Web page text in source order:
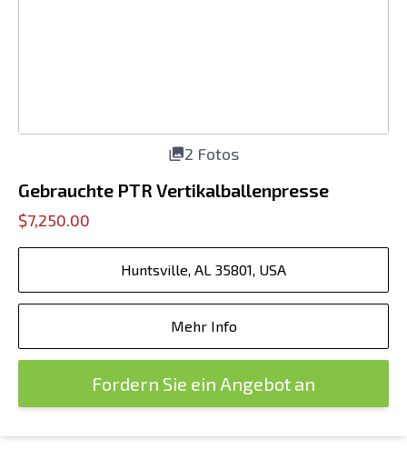
2 Fotos
Gebrauchte PTR Vertikalballenpresse
$7,250.00
Huntsville, AL 35801, USA
Mehr Info
Fordern Sie ein Angebot an